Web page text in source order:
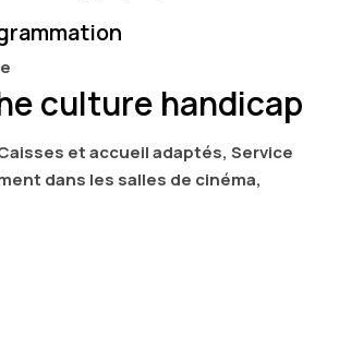
culture handicap
et accueil adaptés, Service
dans les salles de cinéma,